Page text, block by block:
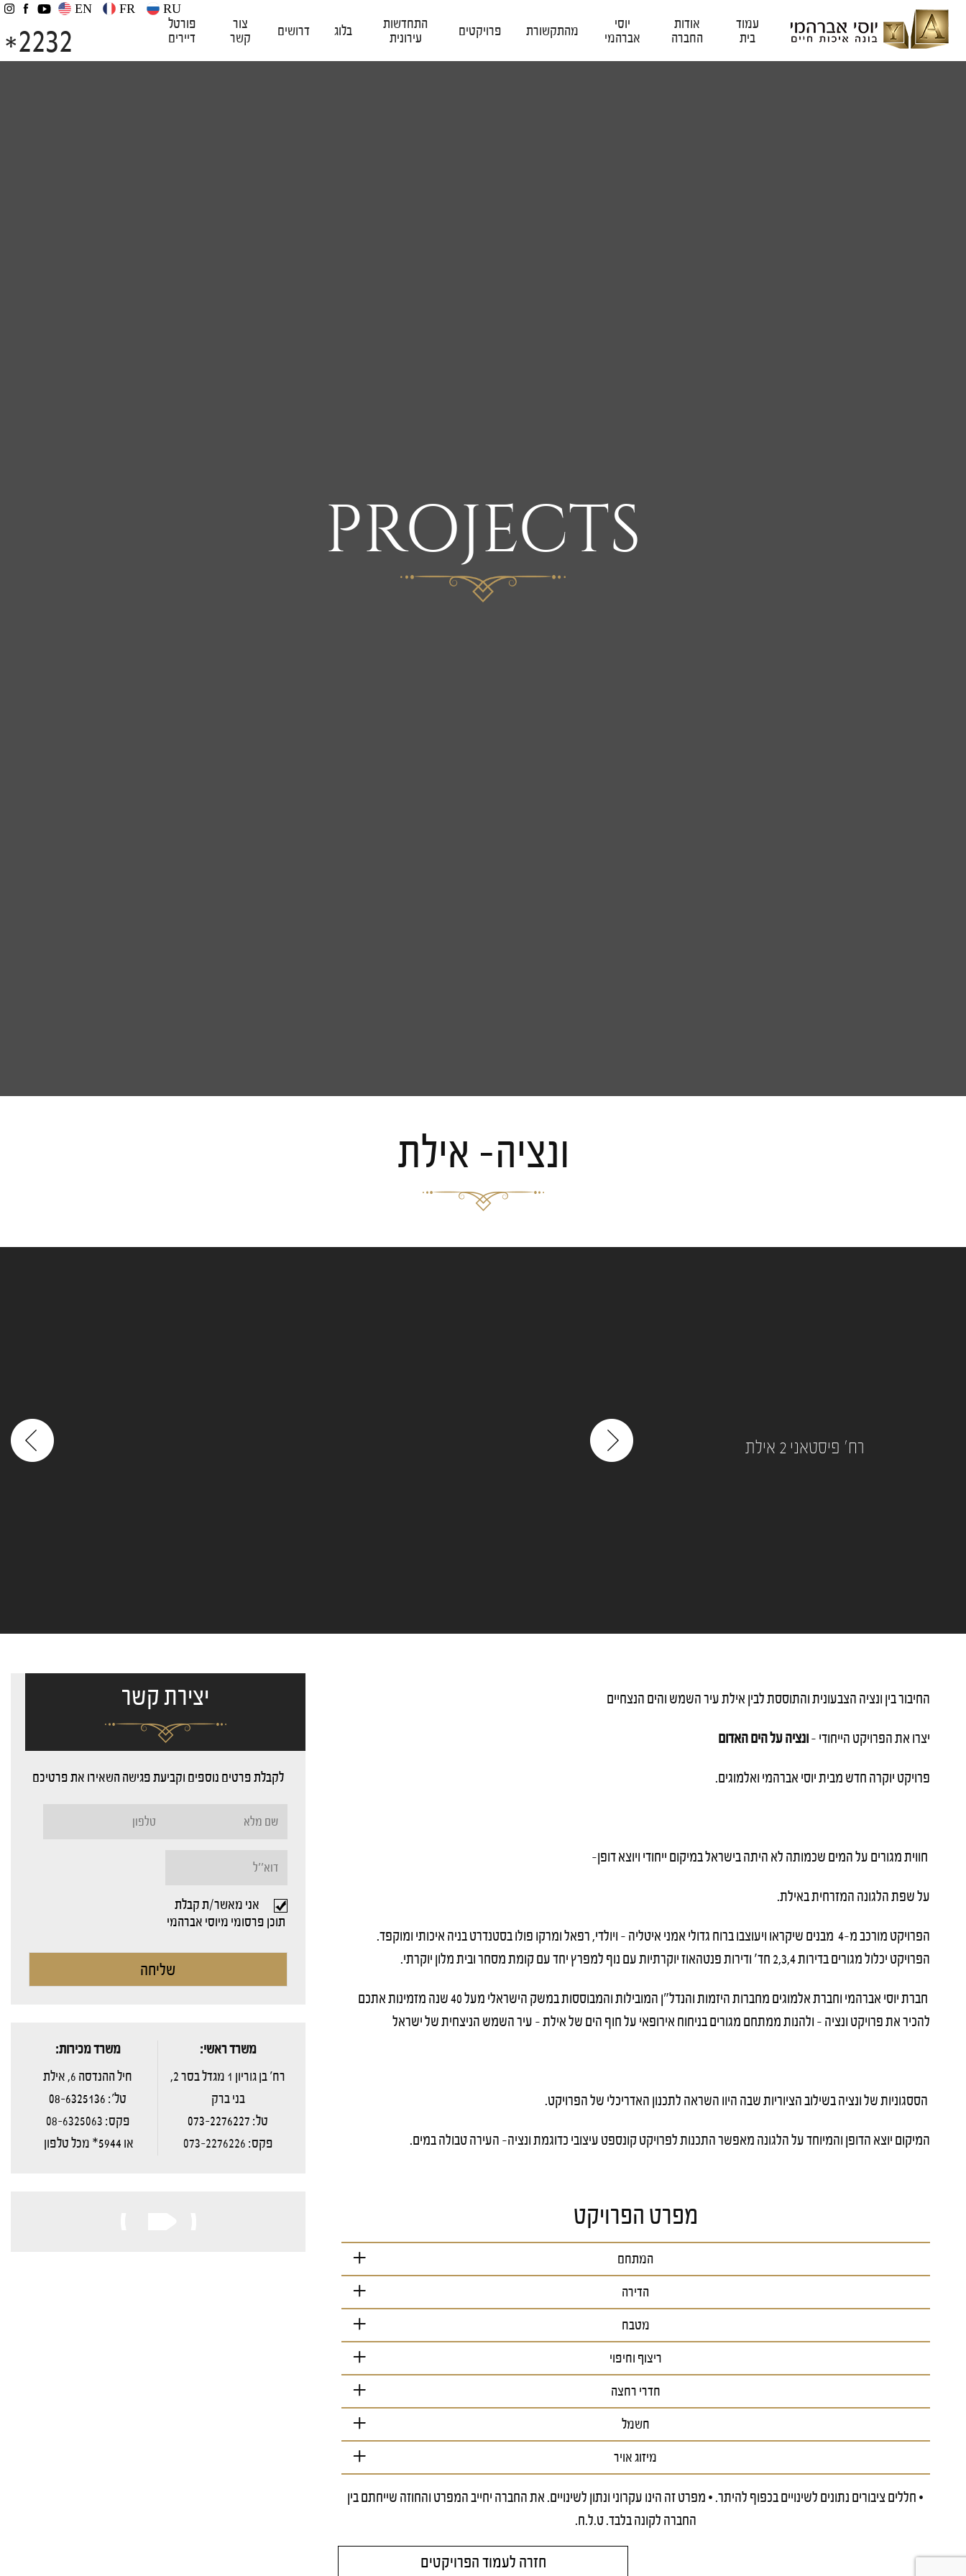
עמוד
בית
אודות
החברה
יוסי
אברהמי
מהתקשורת פרויקטים
התחדשות
עירונית
בלוג דרושים
צור
קשר
פורטל
דיירים
RU
FR
EN
*2232
PROJECTS
ונציה- אילת
רח' פיסטאני 2 אילת
החיבור בין ונציה הצבעונית והתוססת לבין אילת עיר השמש והים הנצחיים
יצרו את הפרויקט הייחודי –ונציה על הים האדום
פרויקט יוקרה חדש מבית יוסי אברהמי ואלמוגים.
חווית מגורים על המים שכמותה לא היתה בישראל במיקום ייחודי ויוצא דופן-
על שפת הלגונה המזרחית באילת.
הפרויקט מורכב מ-4 מבנים שיקראו ויעוצבו ברוח גדולי אמני איטליה – ויולדי, רפאל ומרקו פולו בסטנדרט בניה איכותי ומוקפד.
הפרויקט יכלול מגורים בדירות 2,3,4 חד' ודירות פנטהאוז יוקרתיות עם נוף למפרץ יחד עם קומת מסחר ובית מלון יוקרתי.
חברת יוסי אברהמי וחברת אלמוגים מחברות היזמות והנדל״ן המובילות והמבוססות במשק הישראלי מעל 40 שנה מזמינות אתכם
להכיר את פרויקט ונציה – ולהנות ממתחם מגורים בניחוח אירופאי על חוף הים של אילת – עיר השמש הניצחית של ישראל
הססגוניות של ונציה בשילוב הציוריות שבה היוו השראה לתכנון האדריכלי של הפרויקט.
המיקום יוצא הדופן והמיוחד על הלגונה מאפשר התכנות לפרויקט קונספטעיצובי כדוגמת ונציה– העירה טבולה במים.
מפרט הפרויקט
המתחם
הדירה
מטבח
ריצוף וחיפוי
חדרי רחצה
חשמל
מיזוג אויר
• חללים ציבורים נתונים לשינויים בכפוף להיתר. • מפרט זה הינו עקרוני ונתון לשינויים. את החברה יחייב המפרט והחוזה שייחתם בין
החברה לקונה בלבד. ט.ל.ח.
יצירת קשר
לקבלת פרטים נוספים וקביעת פגישה השאירו את פרטיכם
אני מאשר/ת קבלת
תוכן פרסומי מיוסי אברהמי
משרד ראשי:
רח' בן גוריון 1 מגדל בסר 2,
בני ברק
טל: 073-2276227
פקס: 073-2276226
משרד מכירות:
חיל ההנדסה 6, אילת
טל': 08-6325136
פקס: 08-6325063
או 5944* מכל טלפון
חזרה לעמוד הפרויקטים